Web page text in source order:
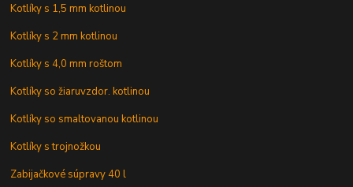
Kotlíky s 1,5 mm kotlinou
Kotlíky s 2 mm kotlinou
Kotlíky s 4,0 mm roštom
Kotlíky so žiaruvzdor. kotlinou
Kotlíky so smaltovanou kotlinou
Kotlíky s trojnožkou
Zabijačkové súpravy 40 l